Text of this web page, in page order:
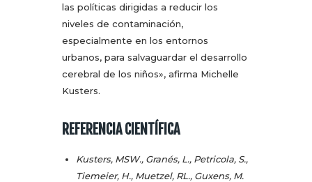
las políticas dirigidas a reducir los
niveles de contaminación,
especialmente en los entornos
urbanos, para salvaguardar el desarrollo
cerebral de los niños», afirma Michelle
Kusters.
REFERENCIA CIENTÍFICA
Kusters, MSW., Granés, L., Petricola, S.,
Tiemeier, H., Muetzel, RL., Guxens, M.